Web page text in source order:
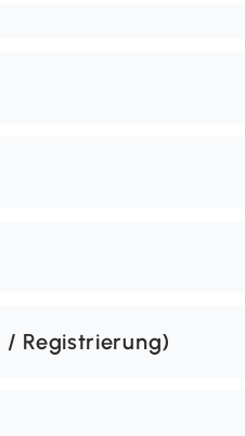
/ Registrierung)